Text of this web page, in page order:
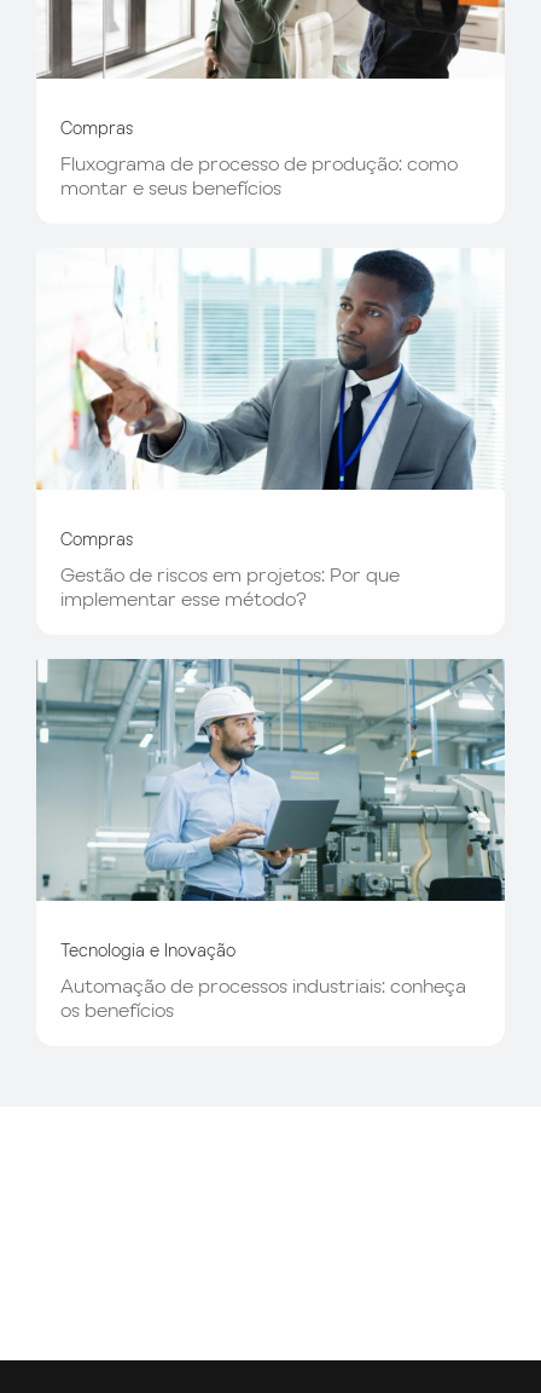
Compras
Fluxograma de processo de produção: como
montar e seus benefícios
Compras
Gestão de riscos em projetos: Por que
implementar esse método?
Tecnologia e Inovação
Automação de processos industriais: conheça
os benefícios